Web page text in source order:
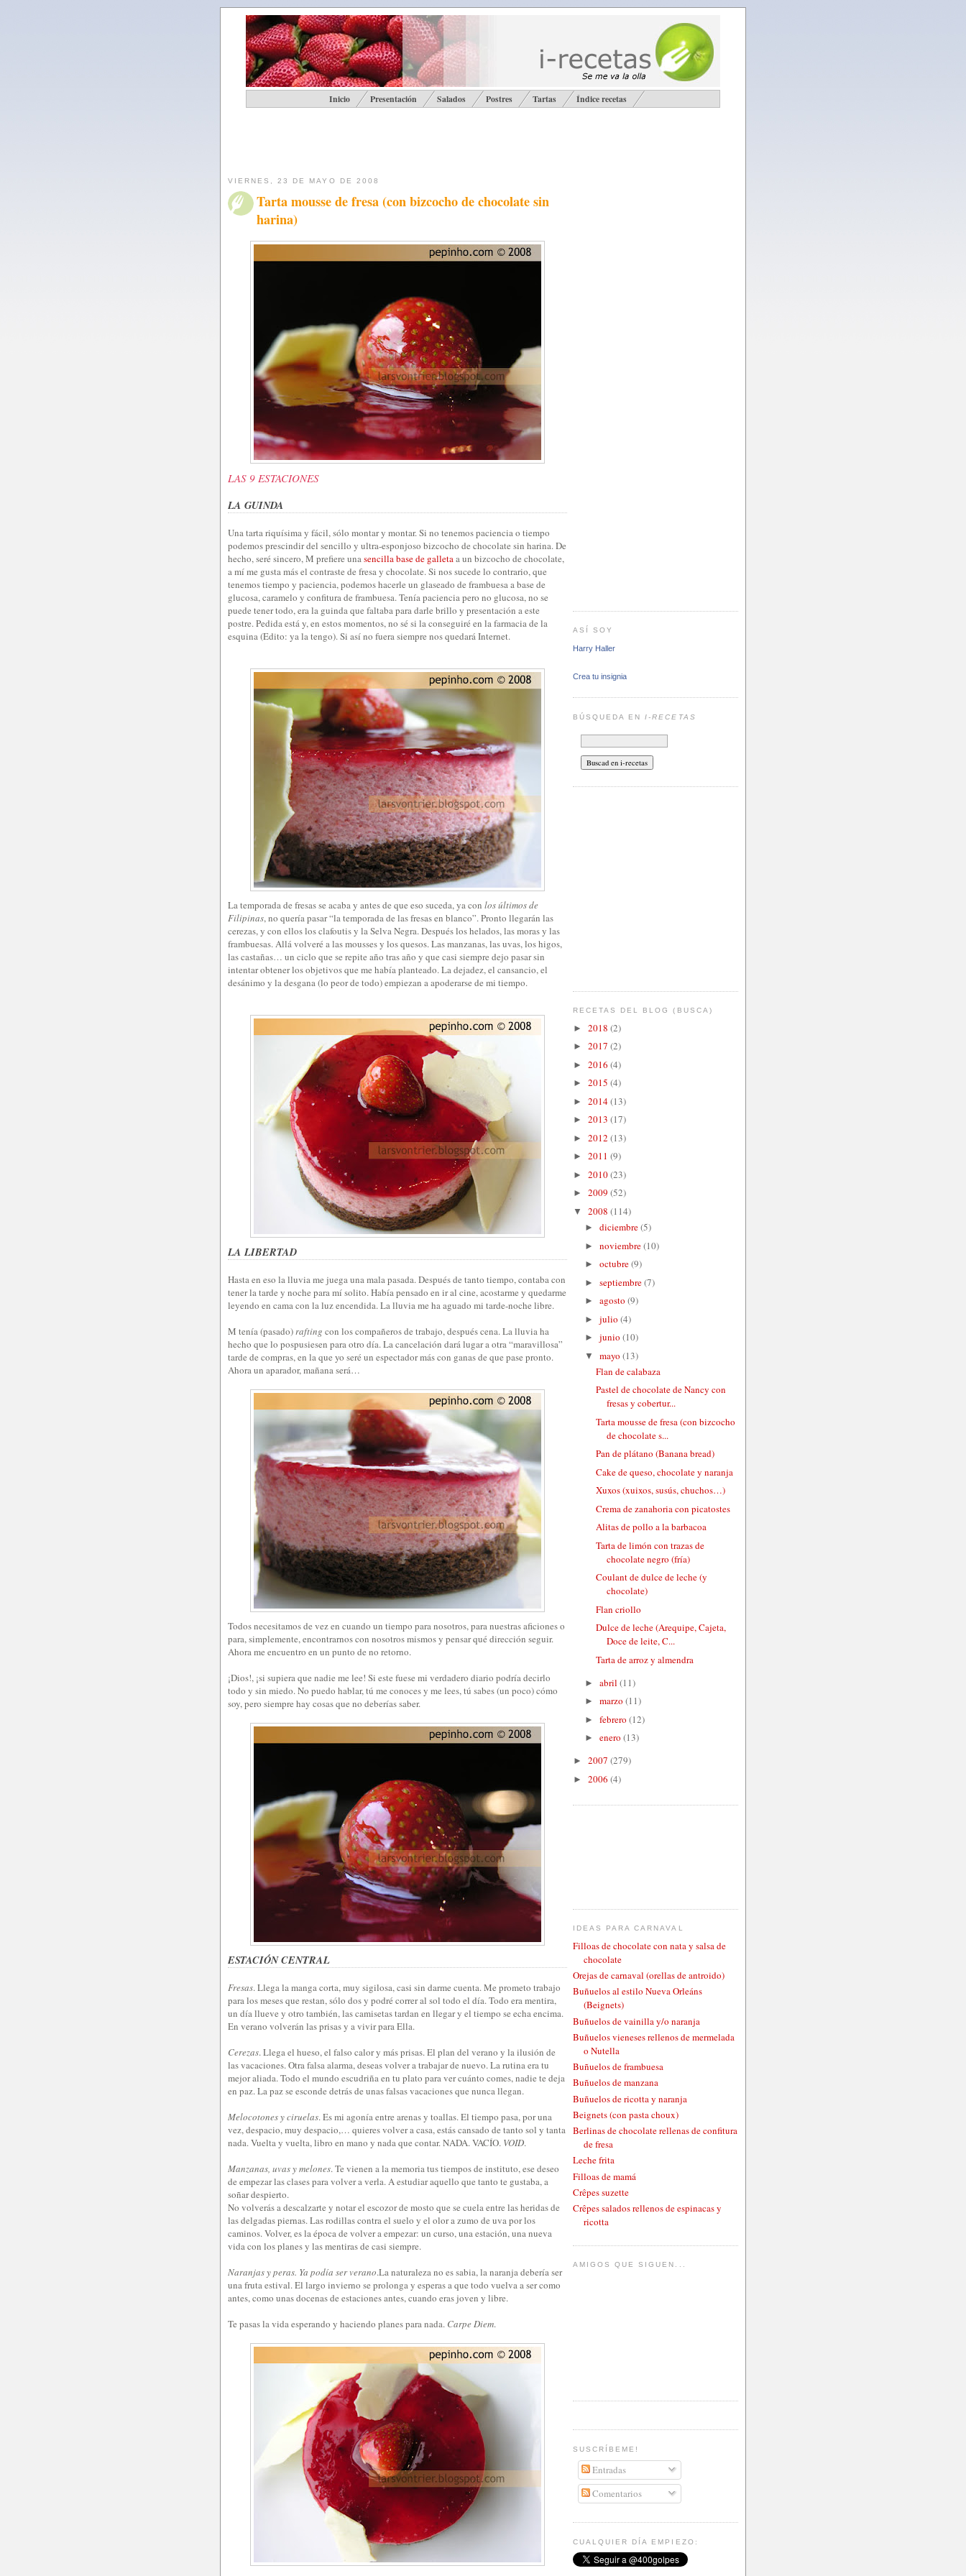
Inicio Presentación Salados Postres Tartas Índice recetas
VIERNES, 23 DE MAYO DE 2008
Tarta mousse de fresa (con bizcocho de chocolate sin
harina)
LAS 9 ESTACIONES
LA GUINDA
Una tarta riquísima y fácil, sólo montar y montar. Si no tenemos paciencia o tiempo
podemos prescindir del sencillo y ultra-esponjoso bizcocho de chocolate sin harina. De
hecho, seré sincero, M prefiere unasencilla base de galletaa un bizcocho de chocolate,
a mí me gusta más el contraste de fresa y chocolate. Si nos sucede lo contrario, que
tenemos tiempo y paciencia, podemos hacerle un glaseado de frambuesa a base de
glucosa, caramelo y confitura de frambuesa. Tenía paciencia pero no glucosa, no se
puede tener todo, era la guinda que faltaba para darle brillo y presentación a este
postre. Pedida está y, en estos momentos, no sé si la conseguiré en la farmacia de la
esquina (Edito: ya la tengo). Si así no fuera siempre nos quedará Internet.
La temporada de fresas se acaba y antes de que eso suceda, ya con los últimos de
Filipinas, no quería pasar “la temporada de las fresas en blanco”. Pronto llegarán las
cerezas, y con ellos los clafoutis y la Selva Negra. Después los helados, las moras y las
frambuesas. Allá volveré a las mousses y los quesos. Las manzanas, las uvas, los higos,
las castañas… un ciclo que se repite año tras año y que casi siempre dejo pasar sin
intentar obtener los objetivos que me había planteado. La dejadez, el cansancio, el
desánimo y la desgana (lo peor de todo) empiezan a apoderarse de mi tiempo.
LA LIBERTAD
Hasta en eso la lluvia me juega una mala pasada. Después de tanto tiempo, contaba con
tener la tarde y noche para mí solito. Había pensado en ir al cine, acostarme y quedarme
leyendo en cama con la luz encendida. La lluvia me ha aguado mi tarde-noche libre.
M tenía (pasado)rafting con los compañeros de trabajo, después cena. La lluvia ha
hecho que lo pospusiesen para otro día. La cancelación dará lugar a otra “maravillosa”
tarde de compras, en la que yo seré un espectador más con ganas de que pase pronto.
Ahora un aparador, mañana será…
Todos necesitamos de vez en cuando un tiempo para nosotros, para nuestras aficiones o
para, simplemente, encontrarnos con nosotros mismos y pensar qué dirección seguir.
Ahora me encuentro en un punto de no retorno.
¡Dios!, ¡si supiera que nadie me lee! Si este fuese mi verdadero diario podría decirlo
todo y sin miedo. No puedo hablar, tú me conoces y me lees, tú sabes (un poco) cómo
soy, pero siempre hay cosas que no deberías saber.
ESTACIÓN CENTRAL
Fresas. Llega la manga corta, muy sigilosa, casi sin darme cuenta. Me prometo trabajo
para los meses que restan, sólo dos y podré correr al sol todo el día. Todo era mentira,
un día llueve y otro también, las camisetas tardan en llegar y el tiempo se echa encima.
En verano volverán las prisas y a vivir para Ella.
Cerezas. Llega el hueso, el falso calor y más prisas. El plan del verano y la ilusión de
las vacaciones. Otra falsa alarma, deseas volver a trabajar de nuevo. La rutina era tu
mejor aliada. Todo el mundo escudriña en tu plato para ver cuánto comes, nadie te deja
en paz. La paz se esconde detrás de unas falsas vacaciones que nunca llegan.
Melocotones y ciruelas. Es mi agonía entre arenas y toallas. El tiempo pasa, por una
vez, despacio, muy despacio,… quieres volver a casa, estás cansado de tanto sol y tanta
nada. Vuelta y vuelta, libro en mano y nada que contar. NADA. VACÍO. VOID.
Manzanas, uvas y melones. Te vienen a la memoria tus tiempos de instituto, ese deseo
de empezar las clases para volver a verla. A estudiar aquello que tanto te gustaba, a
soñar despierto.
No volverás a descalzarte y notar el escozor de mosto que se cuela entre las heridas de
las delgadas piernas. Las rodillas contra el suelo y el olor a zumo de uva por los
caminos. Volver, es la época de volver a empezar: un curso, una estación, una nueva
vida con los planes y las mentiras de casi siempre.
Naranjas y peras. Ya podía ser verano.La naturaleza no es sabia, la naranja debería ser
una fruta estival. El largo invierno se prolonga y esperas a que todo vuelva a ser como
antes, como unas docenas de estaciones antes, cuando eras joven y libre.
Te pasas la vida esperando y haciendo planes para nada. Carpe Diem.
ASÍ SOY
Harry Haller
Crea tu insignia
BÚSQUEDA ENI-RECETAS
RECETAS DEL BLOG (BUSCA)
► 2018 (2)
► 2017 (2)
► 2016 (4)
► 2015 (4)
► 2014(13)
► 2013 (17)
► 2012 (13)
► 2011 (9)
► 2010(23)
► 2009 (52)
▼ 2008 (114)
► diciembre(5)
► noviembre(10)
► octubre(9)
► septiembre(7)
► agosto (9)
► julio (4)
► junio (10)
▼ mayo (13)
Flan de calabaza
Pastel de chocolate de Nancy con
fresas y cobertur...
Tarta mousse de fresa (con bizcocho
de chocolate s...
Pan de plátano (Banana bread)
Cake de queso, chocolate y naranja
Xuxos (xuixos, susús, chuchos…)
Crema de zanahoria con picatostes
Alitas de pollo a la barbacoa
Tarta de limón con trazas de
chocolate negro (fría)
Coulant de dulce de leche (y
chocolate)
Flan criollo
Dulce de leche (Arequipe, Cajeta,
Doce de leite, C...
Tarta de arroz y almendra
► abril (11)
► marzo (11)
► febrero (12)
► enero (13)
► 2007 (279)
► 2006 (4)
IDEAS PARA CARNAVAL
Filloas de chocolate con nata y salsa de
chocolate
Orejas de carnaval (orellas de antroido)
Buñuelos al estilo Nueva Orleáns
(Beignets)
Buñuelos de vainilla y/o naranja
Buñuelos vieneses rellenos de mermelada
o Nutella
Buñuelos de frambuesa
Buñuelos de manzana
Buñuelos de ricotta y naranja
Beignets (con pasta choux)
Berlinas de chocolate rellenas de confitura
de fresa
Leche frita
Filloas de mamá
Crêpes suzette
Crêpes salados rellenos de espinacas y
ricotta
AMIGOS QUE SIGUEN...
SUSCRÍBEME!
Entradas
Comentarios
CUALQUIER DÍA EMPIEZO: